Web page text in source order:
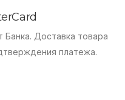
Банка. Доставка товара
платежа.